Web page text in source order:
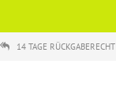
14 TAGE RÜCKGABERECHT